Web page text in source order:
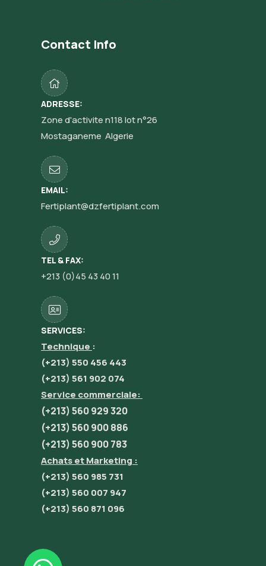
Contact Info
ADRESSE:
Zone d'activite n118 lot n°26
Mostaganeme Algerie
EMAIL:
Fertiplant@dzfertiplant.com
TEL & FAX:
+213 (0)45 43 40 11
SERVICES:
Technique :
(+213) 550 456 443
(+213) 561 902 074
Service commerciale:
(+213) 560 929 320
(+213) 560 900 886
(+213) 560 900 783
Achats et Marketing :
(+213) 560 985 731
(+213) 560 007 947
(+213) 560 871 096